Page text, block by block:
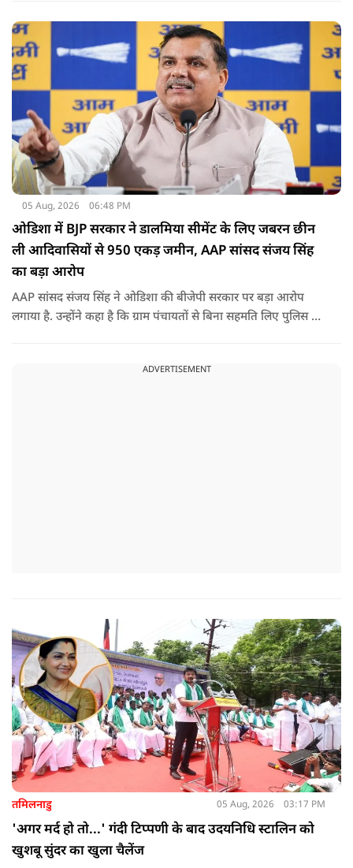
05 Aug, 2026 06:48 PM
ओडिशा में BJP सरकार ने डालमिया सीमेंट के लिए जबरन छीन
ली आदिवासियों से 950 एकड़ जमीन, AAP सांसद संजय सिंह
का बड़ा आरोप
AAP सांसद संजय सिंह ने ओडिशा की बीजेपी सरकार पर बड़ा आरोप
लगाया है. उन्होंने कहा है कि ग्राम पंचायतों से बिना सहमति लिए पुलिस के
ADVERTISEMENT
तमिलनाडु 05 Aug, 2026 03:17 PM
'अगर मर्द हो तो...' गंदी टिप्पणी के बाद उदयनिधि स्टालिन को
खुशबू सुंदर का खुला चैलेंज